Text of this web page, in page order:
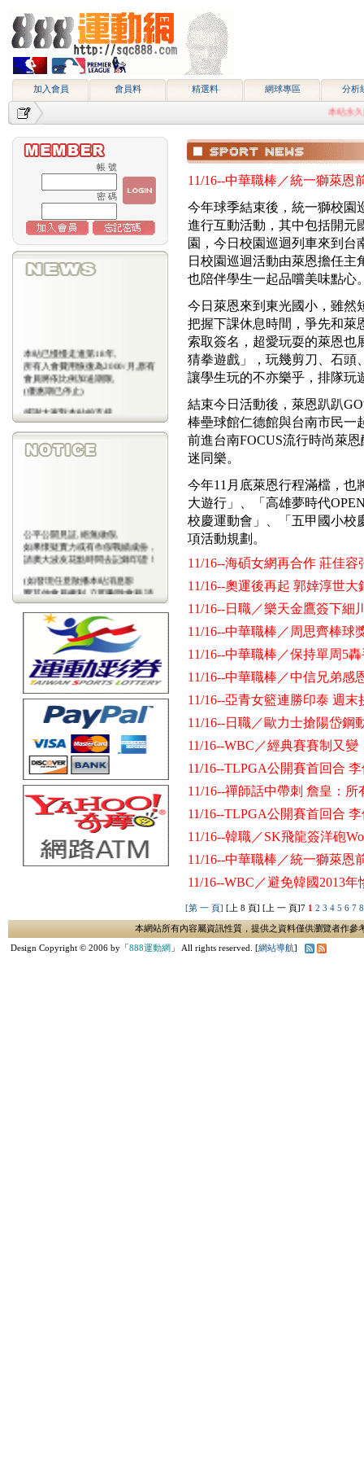
加入會員 會員料 精選料 網球專區 分析
本站永久
帳 號
密 碼
本站已慢慢走進第18年,
所有入會費用恢復為2000/月,原有
會員將依比例加送期限,
(優惠期已停止)
感謝大家對本站的支持
(包年優惠期已停止)
公平公開見証,絕無做假,
如果懷疑實力或有作假戰績成份，
請廣大波友花點時間去記錄印證！
(如發現任意散播本站消息影
響其他會員權利,立即刪除會藉,請
會
員注意)
11/16--中華職棒／統一獅萊
今年球季結束後，統一獅校園
進行互動活動，其中包括開元
園，今日校園巡迴列車來到台
日校園巡迴活動由萊恩擔任
也陪伴學生一起品嚐美味點心
今日萊恩來到東光國小，雖然
把握下課休息時間，爭先和萊
索取簽名，超愛玩耍的萊恩也
猜拳遊戲」，玩幾剪刀、石頭
讓學生玩的不亦樂乎，排隊玩
結束今日活動後，萊恩趴趴
棒壘球館仁德館與台南市民一
前進台南FOCUS流行時尚萊
迷同樂。
今年11月底萊恩行程滿檔，
大遊行」、「高雄夢時代
校慶運動會」、「五甲國小校
項活動規劃。
11/16--海碩女網再合作 莊佳
11/16--奧運後再起 郭婞淳世大
11/16--日職／樂天金鷹簽下
11/16--中華職棒／周思齊棒
11/16--中華職棒／保持單周5
11/16--中華職棒／中信兄弟
11/16--亞青女籃連勝印泰 週末
11/16--日職／歐力士搶陽岱
11/16--WBC／經典賽賽制又
11/16--TLPGA公開賽首回合
11/16--禪師話中帶刺 詹皇：所
11/16--TLPGA公開賽首回合
11/16--韓職／SK飛龍簽洋砲
11/16--中華職棒／統一獅萊
11/16--WBC／避免韓國2013
[第 一 頁] [上 8 頁] [上 一 頁]7 1 2 3 4 5 6 7
本網站所有內容屬資訊性質，提供之資料僅供瀏覽者作
Design Copyright © 2006 by「888運動網 」 All rights reserved. [網站導航]